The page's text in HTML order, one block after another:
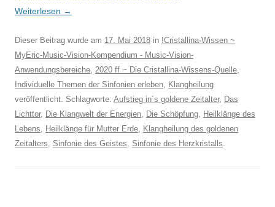
Weiterlesen →
Dieser Beitrag wurde am 17. Mai 2018 in !Cristallina-Wissen ~
MyEric-Music-Vision-Kompendium - Music-Vision-
Anwendungsbereiche, 2020 ff ~ Die Cristallina-Wissens-Quelle,
Individuelle Themen der Sinfonien erleben, Klangheilung
veröffentlicht. Schlagworte: Aufstieg in´s goldene Zeitalter, Das
Lichttor, Die Klangwelt der Energien, Die Schöpfung, Heilklänge des
Lebens, Heilklänge für Mutter Erde, Klangheilung des goldenen
Zeitalters, Sinfonie des Geistes, Sinfonie des Herzkristalls.